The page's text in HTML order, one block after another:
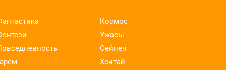
Космос
Ужасы
Сейнен
Хентай